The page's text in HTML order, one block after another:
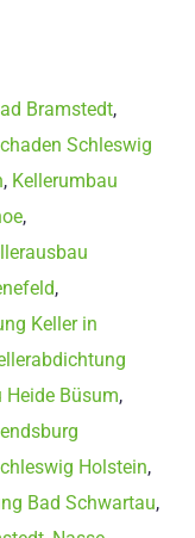
Bramstedt,
Schleswig
, Kellerumbau
,
,
Keller in
Heide Büsum,
Holstein,
Bad Schwartau,